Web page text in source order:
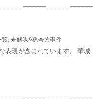
覧, 未解決&猟奇的事件
現が含まれています。 華城